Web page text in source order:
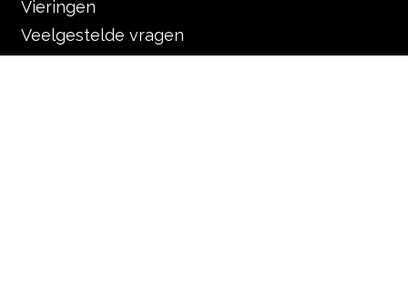
Vieringen
Veelgestelde vragen